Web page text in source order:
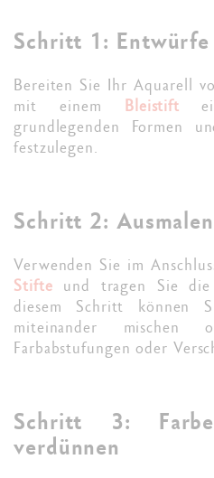
Schritt 1: Entwürfe
Bereiten Sie Ihr Aquarell
mit einem Bleistift
grundlegenden Formen
festzulegen.
Schritt 2: Ausmalen
Verwenden Sie im
Stifte und tragen Sie
diesem Schritt können
miteinander mischen
Farbabstufungen oder
Schritt 3:
verdünnen